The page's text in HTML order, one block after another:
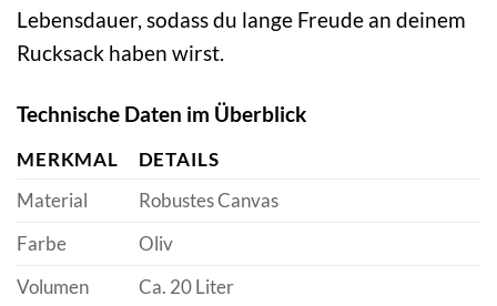
Lebensdauer, sodass du lange Freude an deinem
Rucksack haben wirst.
Technische Daten im Überblick
MERKMAL
DETAILS
Material
Robustes Canvas
Farbe
Oliv
Volumen
Ca. 20 Liter